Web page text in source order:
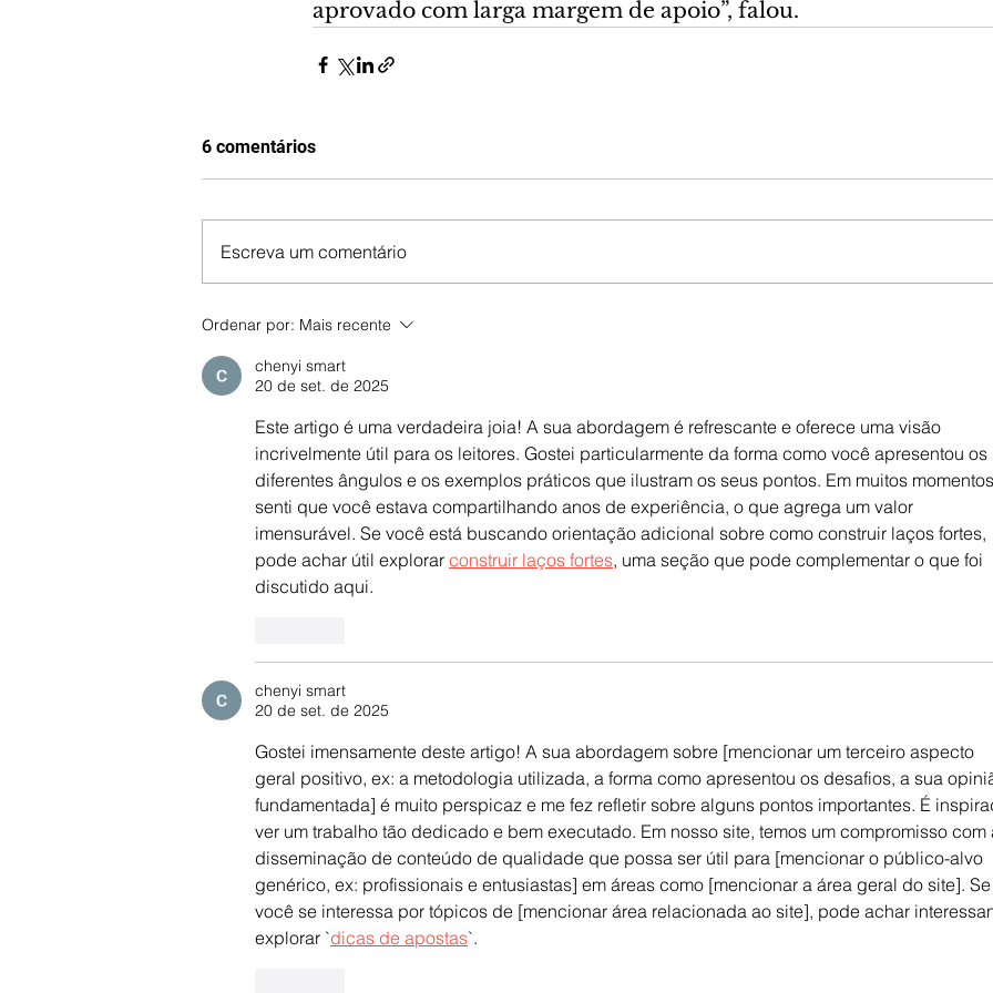
aprovado com larga margem de apoio”, falou.
6 comentários
Escreva um comentário
Ordenar por: Mais recente
chenyi smart
20 de set. de 2025
Este artigo é uma verdadeira joia! A sua abordagem é refrescante e oferece uma visão
incrivelmente útil para os leitores. Gostei particularmente da forma como você apresentou os
diferentes ângulos e os exemplos práticos que ilustram os seus pontos. Em muitos
senti que você estava compartilhando anos de experiência, o que agrega um valor
imensurável. Se você está buscando orientação adicional sobre como construir laços fortes,
pode achar útil explorar construir laços fortes, uma seção que pode complementar o que foi
discutido aqui.
chenyi smart
20 de set. de 2025
Gostei imensamente deste artigo! A sua abordagem sobre [mencionar um terceiro aspecto
geral positivo, ex: a metodologia utilizada, a forma como apresentou os desafios, a sua
fundamentada] é muito perspicaz e me fez refletir sobre alguns pontos importantes. É
ver um trabalho tão dedicado e bem executado. Em nosso site, temos um compromisso
disseminação de conteúdo de qualidade que possa ser útil para [mencionar o público-alvo
genérico, ex: profissionais e entusiastas] em áreas como [mencionar a área geral do site].
você se interessa por tópicos de [mencionar área relacionada ao site], pode achar
explorar `dicas de apostas`.